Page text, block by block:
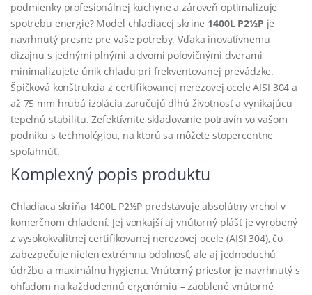
podmienky profesionálnej kuchyne a zároveň optimalizuje
spotrebu energie? Model chladiacej skrine 1400L P2½P je
navrhnutý presne pre vaše potreby. Vďaka inovatívnemu
dizajnu s jednými plnými a dvomi polovičnými dverami
minimalizujete únik chladu pri frekventovanej prevádzke.
Špičková konštrukcia z certifikovanej nerezovej ocele AISI 304 a
až 75 mm hrubá izolácia zaručujú dlhú životnosť a vynikajúcu
tepelnú stabilitu. Zefektívnite skladovanie potravín vo vašom
podniku s technológiou, na ktorú sa môžete stopercentne
spoľahnúť.
Komplexný popis produktu
Chladiaca skriňa 1400L P2½P predstavuje absolútny vrchol v
komerčnom chladení. Jej vonkajší aj vnútorný plášť je vyrobený
z vysokokvalitnej certifikovanej nerezovej ocele (AISI 304), čo
zabezpečuje nielen extrémnu odolnosť, ale aj jednoduchú
údržbu a maximálnu hygienu. Vnútorný priestor je navrhnutý s
ohľadom na každodennú ergonómiu – zaoblené vnútorné